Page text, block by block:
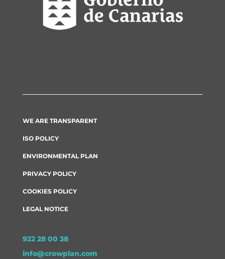
WE ARE TRANSPARENT
ISO POLICY
ENVIRONMENTAL PLAN
PRIVACY POLICY
COOKIES POLICY
LEGAL NOTICE
922 28 00 38
info@crowplan.com